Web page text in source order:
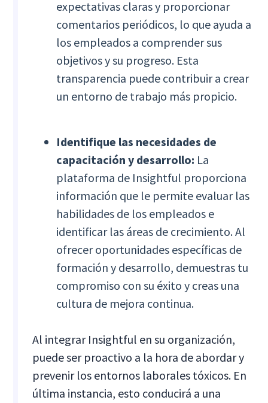
expectativas claras y proporcionar
comentarios periódicos, lo que ayuda a
los empleados a comprender sus
objetivos y su progreso. Esta
transparencia puede contribuir a crear
un entorno de trabajo más propicio.
Identifique las necesidades de
capacitación y desarrollo: La
plataforma de Insightful proporciona
información que le permite evaluar las
habilidades de los empleados e
identificar las áreas de crecimiento. Al
ofrecer oportunidades específicas de
formación y desarrollo, demuestras tu
compromiso con su éxito y creas una
cultura de mejora continua.
Al integrar Insightful en su organización,
puede ser proactivo a la hora de abordar y
prevenir los entornos laborales tóxicos. En
última instancia, esto conducirá a una